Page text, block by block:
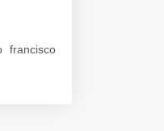
francisco